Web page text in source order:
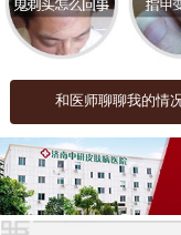
在扁平疣的治疗
效的治疗方法，
得了良好的效果
体状况，选择最
重患者的沟通与
让患者在接受治
持。
和医师聊聊我的情